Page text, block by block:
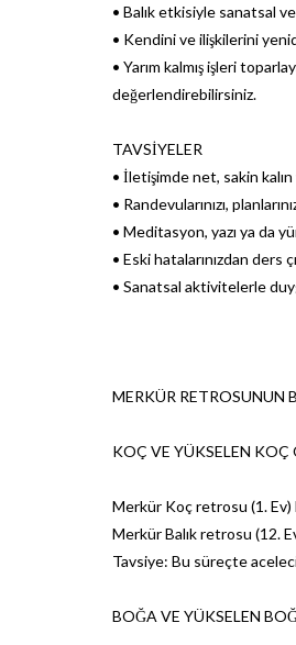
• Balık etkisiyle sanatsal
• Kendini ve ilişkilerini
• Yarım kalmış işleri
değerlendirebilirsiniz.
TAVSİYELER
• İletişimde net, sakin kalın
• Randevularınızı,
• Meditasyon, yazı ya da
• Eski hatalarınızdan
• Sanatsal aktivitelerle
MERKÜR RETROSUNUN
KOÇ VE YÜKSELEN KOÇ
Merkür Koç retrosu (1. Ev)
Merkür Balık retrosu (12.
Tavsiye: Bu süreçte aceleci
BOĞA VE YÜKSELEN